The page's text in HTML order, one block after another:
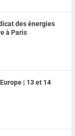
des énergies
à Paris
| 13 et 14